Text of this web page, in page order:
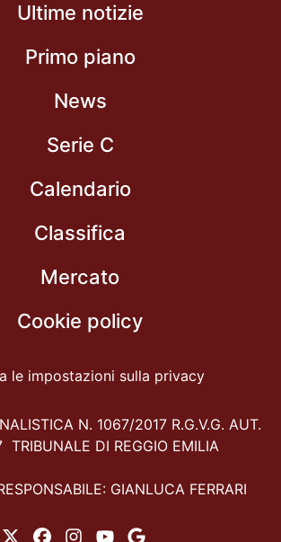
Ultime notizie
Primo piano
News
Serie C
Calendario
Classifica
Mercato
Cookie policy
le impostazioni sulla privacy
N. 1067/2017 R.G.V.G. AUT.
TRIBUNALE DI REGGIO EMILIA
GIANLUCA FERRARI